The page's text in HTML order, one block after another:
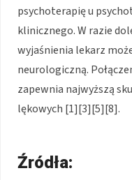
psychoterapię u
klinicznego. W razie
wyjaśnienia lekarz
neurologiczną.
zapewnia najwyższą
lękowych [1][3][5][8].
Źródła: